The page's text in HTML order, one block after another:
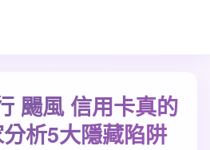
颺風 信用卡真的
析5大隱藏陷阱